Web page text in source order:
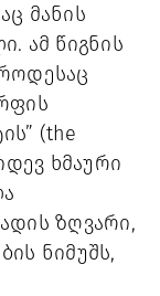
მანის
ამ წიგნის
(the
ხმაური
ზღვარი,
ნიმუშს,